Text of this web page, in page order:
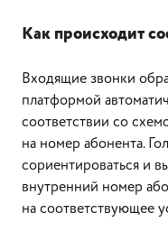
Как происходит
Входящие звонки
платформой
соответствии со
на номер абонента.
сориентироваться и
внутренний номер
на соответствующее